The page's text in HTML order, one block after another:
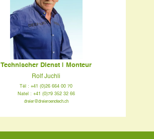
Technischer Dienst | Monteur
Rolf Juchli
Tél : +41 (0)26 664 00 70
Natel : +41 (0)79 352 32 66
dreier@dreieroenotech.ch